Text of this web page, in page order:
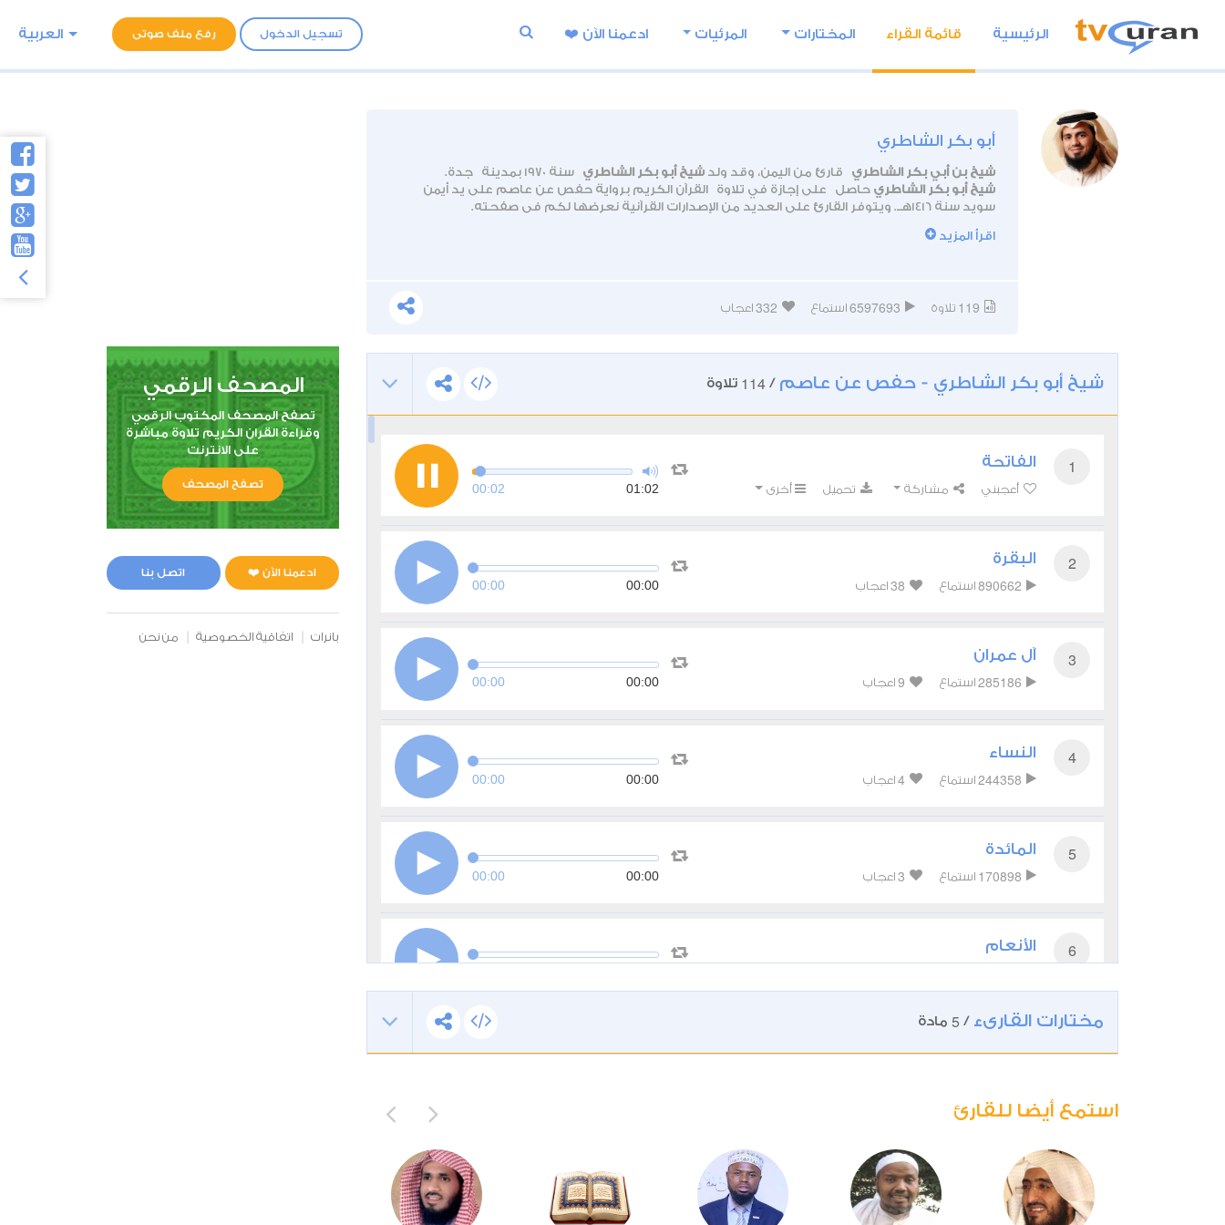
تسجيل الدخول رفع ملف صوتى العربية الرئيسية قائمة القراء المختارات المرئيات ادعمنا اﻵن ❤️
أبو بكر الشاطري
شيخ بن أبي بكر الشاطري قارئ من اليمن، وقد ولد شيخ أبو بكر الشاطري سنة 1970 بمدينة جدة.
شيخ أبو بكر الشاطري حاصل على إجازة في تلاوة القرآن الكريم برواية حفص عن عاصم على يد أيمن
سويد سنة 1416هــ. ويتوفر القارئ على العديد من الإصدارات القرآنية نعرضها لكم في صفحته.
اقرأ المزيد
119 تلاوة 6597693 استماع 332 اعجاب
شيخ أبو بكر الشاطري - حفص عن عاصم /
114 تلاوة
1 الفاتحة
أعجبني مشاركة تحميل أخرى 00:03 01:02
2 البقرة
890662 استماع 38 اعجاب 00:00 00:00
3 آل عمران
285186 استماع 9 اعجاب 00:00 00:00
4 النساء
244358 استماع 4 اعجاب 00:00 00:00
5 المائدة
170898 استماع 3 اعجاب 00:00 00:00
6 الأنعام
56866
3اعجاب 00:00
مختارات القارىء /
5 مادة
استمع أيضا للقارئ
المصحف الرقمي
تصفح المصحف المكتوب الرقمي
وقراءة القران الكريم تلاوة مباشرة
على الانترنت
تصفح المصحف
ادعمنا الآن ❤️ اتصل بنا
بانرات اتفاقية الخصوصية من نحن